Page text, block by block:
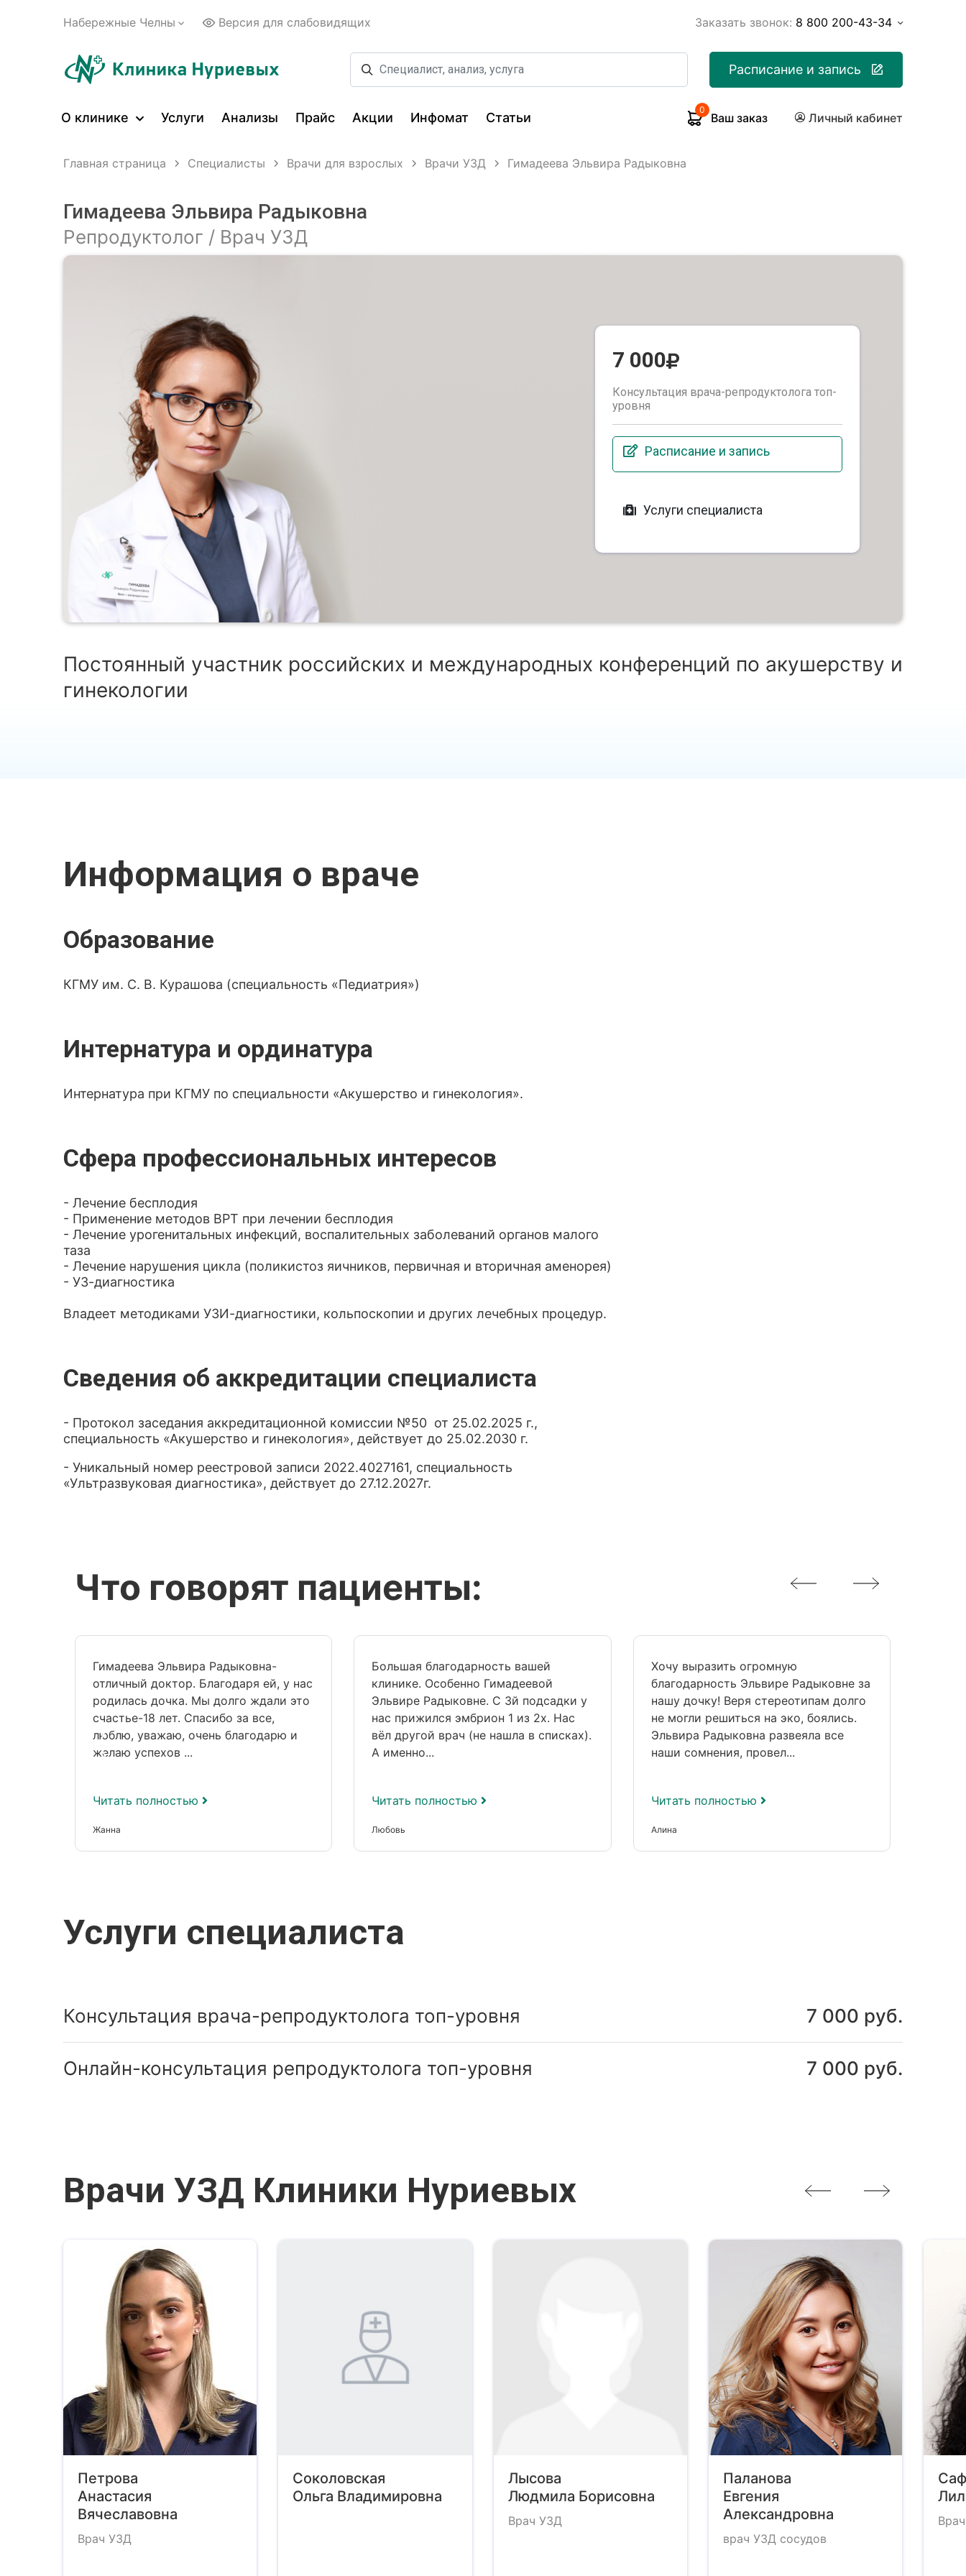
Набережные Челны Версия для слабовидящих Заказать звонок: 8 800 200-43-34
Расписание и запись
О клинике Услуги Анализы Прайс Акции Инфомат Статьи
0
Ваш заказ Личный кабинет
Главная страница Специалисты Врачи для взрослых Врачи УЗД Гимадеева Эльвира Радыковна
Гимадеева Эльвира Радыковна
Репродуктолог / Врач УЗД
7 000
Консультация врача-репродуктолога топ-
уровня
Расписание и запись
Услуги специалиста
Постоянный участник российских и международных конференций по акушерству и
гинекологии
Информация о враче
Образование
КГМУ им. С. В. Курашова (специальность «Педиатрия»)
Интернатура и ординатура
Интернатура при КГМУ по специальности «Акушерство и гинекология».
Сфера профессиональных интересов
- Лечение бесплодия
- Применение методов ВРТ при лечении бесплодия
- Лечение урогенитальных инфекций, воспалительных заболеваний органов малого
таза
- Лечение нарушения цикла (поликистоз яичников, первичная и вторичная аменорея)
- УЗ-диагностика
Владеет методиками УЗИ-диагностики, кольпоскопии и других лечебных процедур.
Сведения об аккредитации специалиста
- Протокол заседания аккредитационной комиссии №50 от 25.02.2025 г.,
специальность «Акушерство и гинекология», действует до 25.02.2030 г.
- Уникальный номер реестровой записи 2022.4027161, специальность
«Ультразвуковая диагностика», действует до 27.12.2027г.
Что говорят пациенты:
Гимадеева Эльвира Радыковна-
отличный доктор. Благодаря ей, у нас
родилась дочка. Мы долго ждали это
счастье-18 лет. Спасибо за все,
люблю, уважаю, очень благодарю и
желаю успехов ...
Читать полностью
Жанна
Большая благодарность вашей
клинике. Особенно Гимадеевой
Эльвире Радыковне. С 3й подсадки у
нас прижился эмбрион 1 из 2х. Нас
вёл другой врач (не нашла в списках).
А именно...
Читать полностью
Любовь
Хочу выразить огромную
благодарность Эльвире Радыковне за
нашу дочку! Веря стереотипам долго
не могли решиться на эко, боялись.
Эльвира Радыковна развеяла все
наши сомнения, провел...
Читать полностью
Алина
Услуги специалиста
Консультация врача-репродуктолога топ-уровня 7 000 руб.
Онлайн-консультация репродуктолога топ-уровня 7 000 руб.
Врачи УЗД Клиники Нуриевых
Петрова
Анастасия
Вячеславовна
Врач УЗД
Соколовская
Ольга Владимировна
Лысова
Людмила Борисовна
Врач УЗД
Паланова
Евгения
Александровна
врач УЗД сосудов